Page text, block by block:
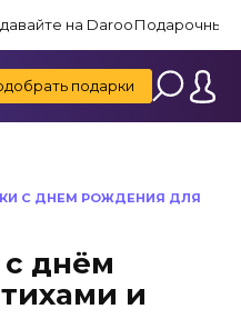
на DarooПодарочные
подарки
C ДНЕМ РОЖДЕНИЯ ДЛЯ
днём
и